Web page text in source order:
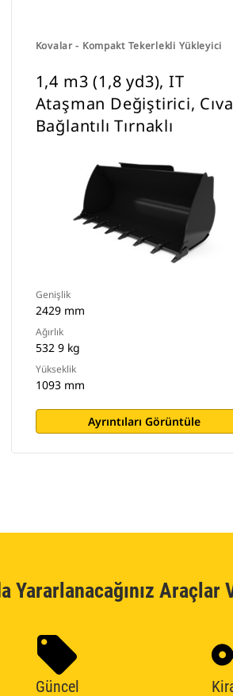
Kovalar - Kompakt Tekerlekli Yükleyici
1,4 m3 (1,8 yd3), IT
Ataşman Değiştirici,
Bağlantılı Tırnaklı
Genişlik
2429 mm
Ağırlık
532 9 kg
Yükseklik
1093 mm
Ayrıntıları Görüntüle
Yararlanacağınız Araçlar
Güncel